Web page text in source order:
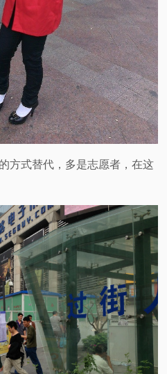
方式替代，多是志愿者，在这